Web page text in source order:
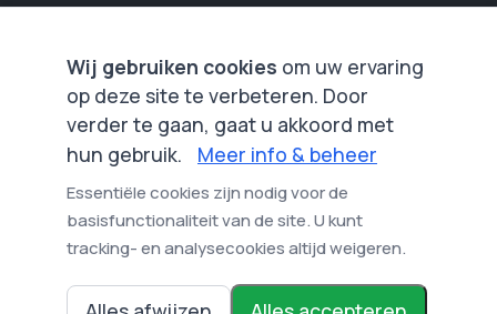
Cookiebeleid
Contact ons
NIEUWSBRIEF
Abonneer op onze nieuwsbrief voor nieuws en updates.
E-mailadres
Wij gebruiken cookies om uw ervaring
op deze site te verbeteren. Door
verder te gaan, gaat u akkoord met
hun gebruik.
Meer info & beheer
Essentiële cookies zijn nodig voor de
basisfunctionaliteit van de site. U kunt
tracking- en analysecookies altijd weigeren.